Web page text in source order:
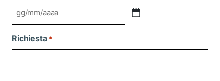
slash
AAAA
GG
MM
Richiesta *